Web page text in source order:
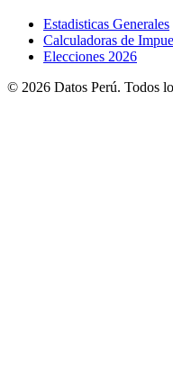
Estadisticas Generales
Calculadoras de
Elecciones 2026
© 2026 Datos Perú. Todos